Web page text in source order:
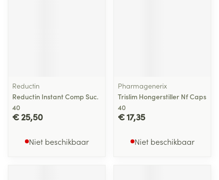
Reductin
Reductin Instant Comp Suc.
40
€ 25,50
Niet beschikbaar
Pharmagenerix
Trislim Hongerstiller Nf Caps
40
€ 17,35
Niet beschikbaar